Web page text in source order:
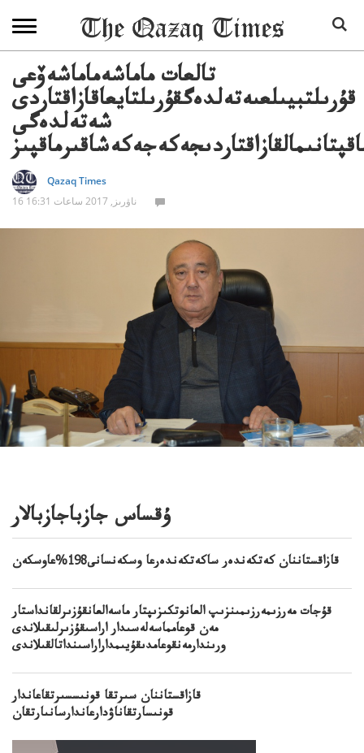
تالعات ماماشەماماشەۆعى
قۇرىلتبيىلعىەتەلدەگقۇرىلتايعاقازاقتاردى
شەتەلدەگى
Qazaq Times
16 ناۋرىز, 2017 ساعات 16:31
ۇقساس جازباجازبالار
قازاقستاننان كەتكەندەر ساكەتكەندەرعا وسكەنسانى198%عاوسكەن
قۇجات مەرزىمەرزىمىنزىپ العانوتكىزىپتار ماسەالعانقۇزىرلقانداستار
مەن قوعامماسەلەسىدار اراسىقۇزىرلىقىلاندى
ورىندارمەنقوعامدىقۇيىمداراراسىنداتالقىلاندى
قازاقستاننان سىرتقا قونىسسىرتقاعاندار
قونىسارتقاناۋدارعاندارسانىارتقان